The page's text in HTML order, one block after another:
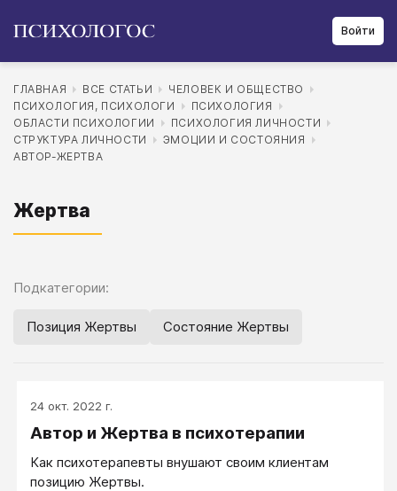
Войти
ГЛАВНАЯ ВСЕ СТАТЬИ
ЧЕЛОВЕК И ОБЩЕСТВО
ПСИХОЛОГИЯ, ПСИХОЛОГИ
ПСИХОЛОГИЯ
ОБЛАСТИ ПСИХОЛОГИИ
ПСИХОЛОГИЯ ЛИЧНОСТИ
СТРУКТУРА ЛИЧНОСТИ
ЭМОЦИИ И СОСТОЯНИЯ
АВТОР-ЖЕРТВА
Жертва
Подкатегории:
Позиция Жертвы Состояние Жертвы
24 окт. 2022 г.
Автор и Жертва в психотерапии
Как психотерапевты внушают своим клиентам
позицию Жертвы.